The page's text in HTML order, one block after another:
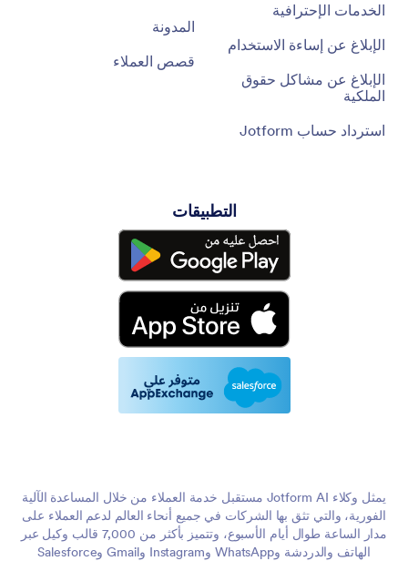
الخدمات الإحترافية
الإبلاغ عن إساءة الاستخدام
الإبلاغ عن مشاكل حقوق
الملكية
استرداد حساب Jotform
المدونة
قصص العملاء
التطبيقات
يمثل وكلاء Jotform AI مستقبل خدمة العملاء من خلال المساعدة الآلية
الفورية، والتي تثق بها الشركات في جميع أنحاء العالم لدعم العملاء على
مدار الساعة طوال أيام الأسبوع، وتتميز بأكثر من 7,000 قالب وكيل عبر
الهاتف والدردشة وWhatsApp وInstagram وGmail وSalesforce